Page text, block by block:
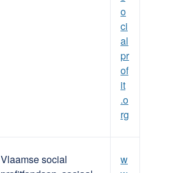
o
ci
al
pr
of
it
.o
rg
Vlaamse social
w